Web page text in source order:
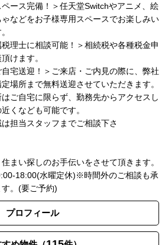
ペース完備！＞任天堂Switchやアニメ、絵
などをお子様専用スペースでお楽しみい
税理士に相談可能！＞相続税や各種税金申
けます。
自宅送迎！＞ご来店・ご内見の際に、弊社
場所まで無料送迎させていただきます。
はご自宅に限らず、勤務先からアクセスし
くなども可能です。
担当スタッフまでご相談下さ
まい探しのお手伝いをさせて頂きます。
18:00(水曜定休)※時間外のご相談も承
す。(要ご予約)
プロフィール